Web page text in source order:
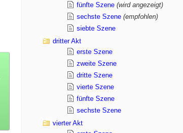
fünfte Szene (wird angezeigt)
sechste Szene (empfohlen)
siebte Szene
dritter Akt
erste Szene
zweite Szene
dritte Szene
vierte Szene
fünfte Szene
sechste Szene
vierter Akt